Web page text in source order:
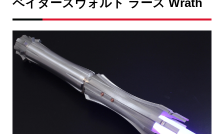
ベイダーズヴォルト ラース Wrath